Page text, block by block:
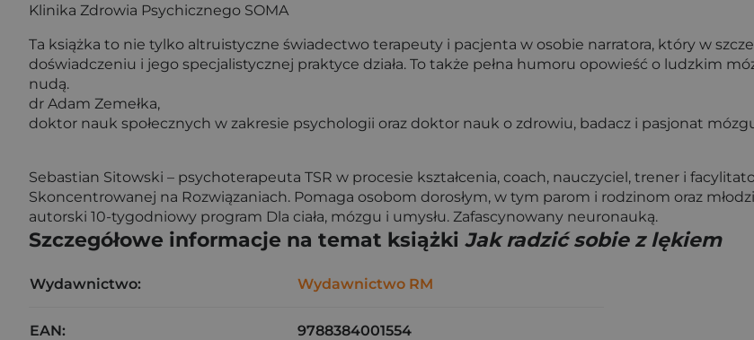
Klinika Zdrowia Psychicznego SOMA
Ta książka to nie tylko altruistyczne świadectwo terapeuty i pacjenta w osobie narratora, który w
doświadczeniu i jego specjalistycznej praktyce działa. To także pełna humoru opowieść o ludzkim
nudą.
dr Adam Zemełka,
doktor nauk społecznych w zakresie psychologii oraz doktor nauk o zdrowiu, badacz i pasjonat
Sebastian Sitowski – psychoterapeuta TSR w procesie kształcenia, coach, nauczyciel, trener i
Skoncentrowanej na Rozwiązaniach. Pomaga osobom dorosłym, w tym parom i rodzinom oraz
autorski 10-tygodniowy program Dla ciała, mózgu i umysłu. Zafascynowany neuronauką.
Szczegółowe informacje na temat książki Jak radzić sobie z lękiem
Wydawnictwo: Wydawnictwo RM
EAN: 9788384001554